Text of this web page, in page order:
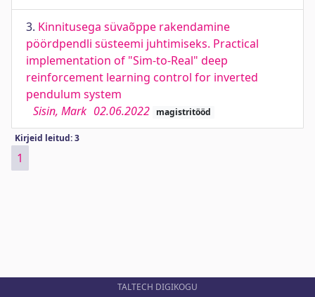
3. Kinnitusega süvaõppe rakendamine
pöördpendli süsteemi juhtimiseks. Practical
implementation of "Sim-to-Real" deep
reinforcement learning control for inverted
pendulum system
Sisin, Mark 02.06.2022 magistritööd
Kirjeid leitud: 3
1
TALTECH DIGIKOGU